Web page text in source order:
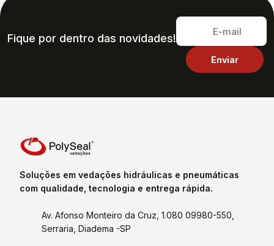
Fique por dentro das novidades!
Soluções em vedações hidráulicas e pneumáticas
com qualidade, tecnologia e entrega rápida.
Av. Afonso Monteiro da Cruz, 1.080 09980-550,
Serraria, Diadema -SP